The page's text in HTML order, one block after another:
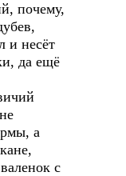
почему,
и несёт
да ещё
а
с